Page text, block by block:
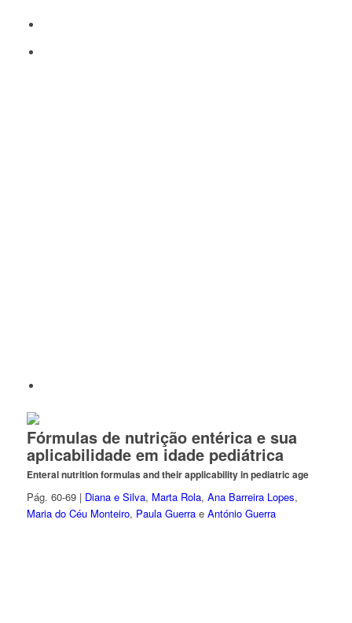
Fórmulas de nutrição entérica e sua
aplicabilidade em idade pediátrica
Enteral nutrition formulas and their applicability in pediatric age
Pág. 60-69 | Diana e Silva, Marta Rola, Ana Barreira Lopes,
Maria do Céu Monteiro, Paula Guerrae António Guerra